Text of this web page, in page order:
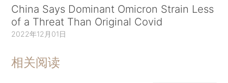
China Says Dominant Omicron Strain Less
of a Threat Than Original Covid
2022年12月01日
相关阅读